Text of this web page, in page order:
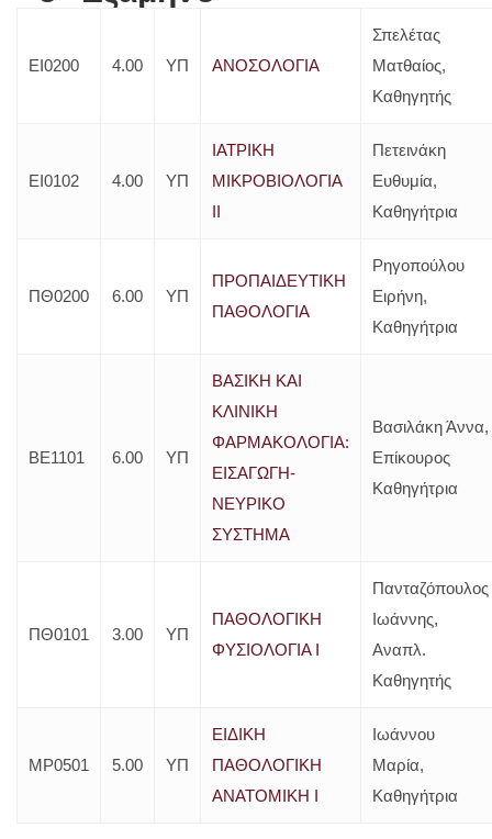
ΕΙ0200 4.00 ΥΠ ΑΝΟΣΟΛΟΓΙΑ
Σπελέτας
Ματθαίος,
Καθηγητής
ΕΙ0102 4.00 ΥΠ
ΙΑΤΡΙΚΗ
ΜΙΚΡΟΒΙΟΛΟΓΙΑ
ΙΙ
Πετεινάκη
Ευθυμία,
Καθηγήτρια
ΠΘ0200 6.00 ΥΠ
ΠΡΟΠΑΙΔΕΥΤΙΚΗ
ΠΑΘΟΛΟΓΙΑ
Ρηγοπούλου
Ειρήνη,
Καθηγήτρια
ΒΕ1101 6.00 ΥΠ
ΒΑΣΙΚΗ ΚΑΙ
ΚΛΙΝΙΚΗ
ΦΑΡΜΑΚΟΛΟΓΙΑ:
ΕΙΣΑΓΩΓΗ-
ΝΕΥΡΙΚΟ
ΣΥΣΤΗΜΑ
Βασιλάκη Άννα,
Επίκουρος
Καθηγήτρια
ΠΘ0101 3.00 ΥΠ
ΠΑΘΟΛΟΓΙΚΗ
ΦΥΣΙΟΛΟΓΙΑ Ι
Πανταζόπουλος
Ιωάννης,
Αναπλ.
Καθηγητής
ΜΡ0501 5.00 ΥΠ
ΕΙΔΙΚΗ
ΠΑΘΟΛΟΓΙΚΗ
ΑΝΑΤΟΜΙΚΗ Ι
Ιωάννου
Μαρία,
Καθηγήτρια